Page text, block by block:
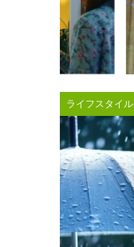
ライフスタイル